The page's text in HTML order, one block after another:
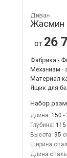
Диван
Жасмин
от 26
Фабрика -
Механизм -
Материал
Ящик для
Набор
Длина: 150 -
Глубина: 115
Высота: 95
Ширина
Длина